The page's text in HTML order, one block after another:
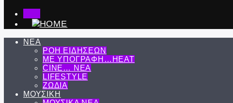
ΝΕΑ
ΡΟΗ ΕΙΔΗΣΕΩΝ
ΜΕ ΥΠΟΓΡΑΦΗ…HEAT
CINE… ΝΕΑ
LIFESTYLE
ΖΩΔΙΑ
ΜΟΥΣΙΚΗ